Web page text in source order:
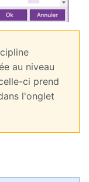
au niveau
ci prend
l'onglet